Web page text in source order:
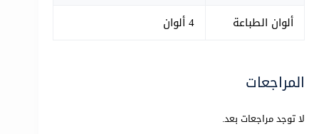
ألوان الطباعة
4 ألوان
المراجعات
لا توجد مراجعات بعد.